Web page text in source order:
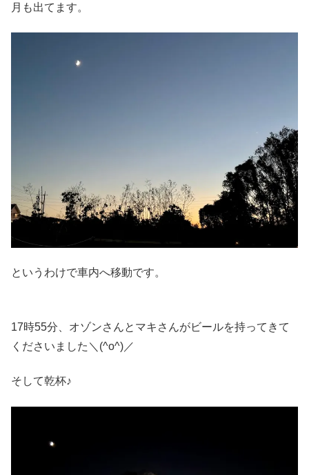
月も出てます。
というわけで車内へ移動です。
17時55分、オゾンさんとマキさんがビールを持ってきて
くださいました＼(^o^)／
そして乾杯♪